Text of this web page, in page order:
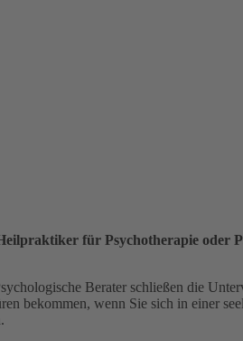
für Psychotherapie oder
Berater schließen die
bekommen, wenn Sie sich in einer